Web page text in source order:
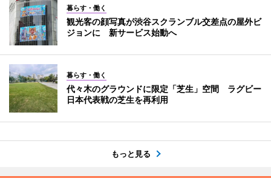
暮らす・働く
観光客の顔写真が渋谷スクランブル交差点の屋外ビ
ジョンに 新サービス始動へ
暮らす・働く
代々木のグラウンドに限定「芝生」空間 ラグビー
日本代表戦の芝生を再利用
もっと見る